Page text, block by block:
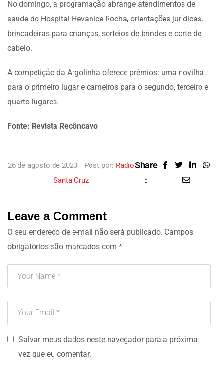
No domingo, a programação abrange atendimentos de
saúde do Hospital Hevanice Rocha, orientações jurídicas,
brincadeiras para crianças, sorteios de brindes e corte de
cabelo.
A competição da Argolinha oferece prêmios: uma novilha
para o primeiro lugar e carneiros para o segundo, terceiro e
quarto lugares.
Fonte: Revista Recôncavo
26 de agosto de 2023 Post por: Rádio
Santa Cruz
Share
:
Leave a Comment
O seu endereço de e-mail não será publicado. Campos
obrigatórios são marcados com *
Salvar meus dados neste navegador para a próxima
vez que eu comentar.